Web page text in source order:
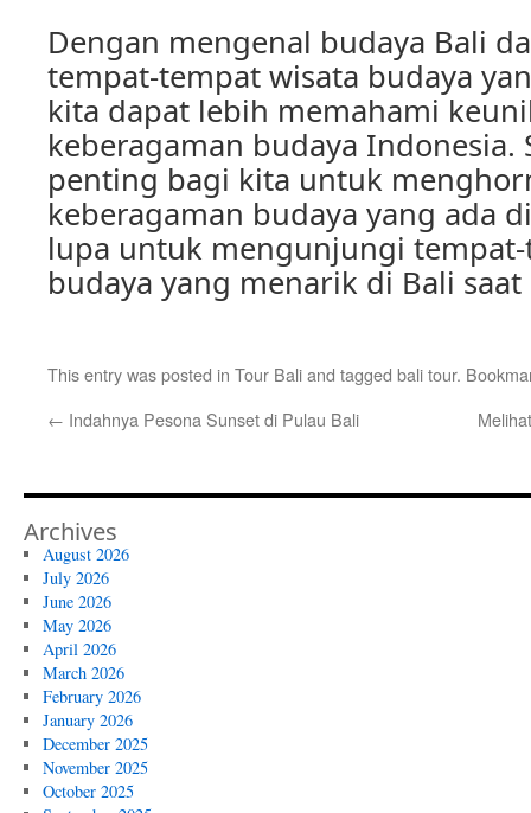
Dengan mengenal budaya Bali
tempat-tempat wisata budaya
kita dapat lebih memahami
keberagaman budaya Indonesia.
penting bagi kita untuk
keberagaman budaya yang ada
lupa untuk mengunjungi
budaya yang menarik di Bali
This entry was posted in Tour Baliand tagged bali tour.
← Indahnya Pesona Sunset di Pulau Bali
Archives
August 2026
July 2026
June 2026
May 2026
April 2026
March 2026
February 2026
January 2026
December 2025
November 2025
October 2025